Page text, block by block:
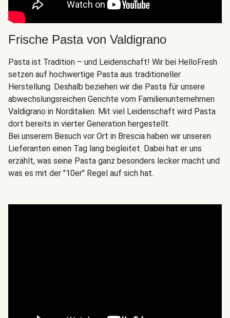
Frische Pasta von Valdigrano
Pasta ist Tradition – und Leidenschaft! Wir bei HelloFresh
setzen auf hochwertige Pasta aus traditioneller
Herstellung. Deshalb beziehen wir die Pasta für unsere
abwechslungsreichen Gerichte vom Familienunternehmen
Valdigrano in Norditalien. Mit viel Leidenschaft wird Pasta
dort bereits in vierter Generation hergestellt.
Bei unserem Besuch vor Ort in Brescia haben wir unseren
Lieferanten einen Tag lang begleitet. Dabei hat er uns
erzählt, was seine Pasta ganz besonders lecker macht und
was es mit der "10er" Regel auf sich hat.